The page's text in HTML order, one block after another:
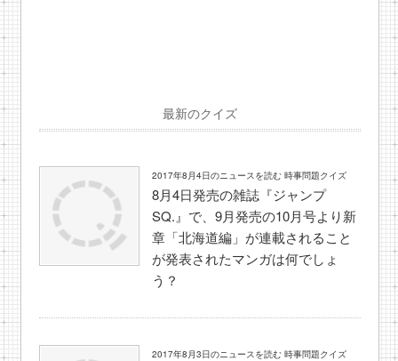
最新のクイズ
2017年8月4日のニュースを読む 時事問題クイズ
8月4日発売の雑誌『ジャンプ
SQ.』で、9月発売の10月号より新
章「北海道編」が連載されること
が発表されたマンガは何でしょ
う？
2017年8月3日のニュースを読む 時事問題クイズ